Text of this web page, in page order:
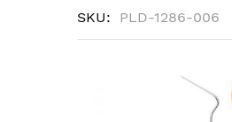
SKU PLD-1286-006